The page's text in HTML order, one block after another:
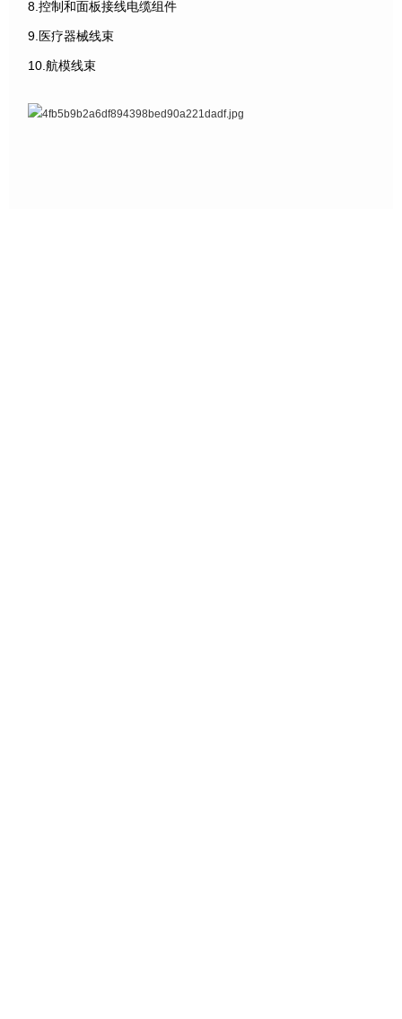
8.控制和面板接线电缆组件
9.医疗器械线束
10.航模线束